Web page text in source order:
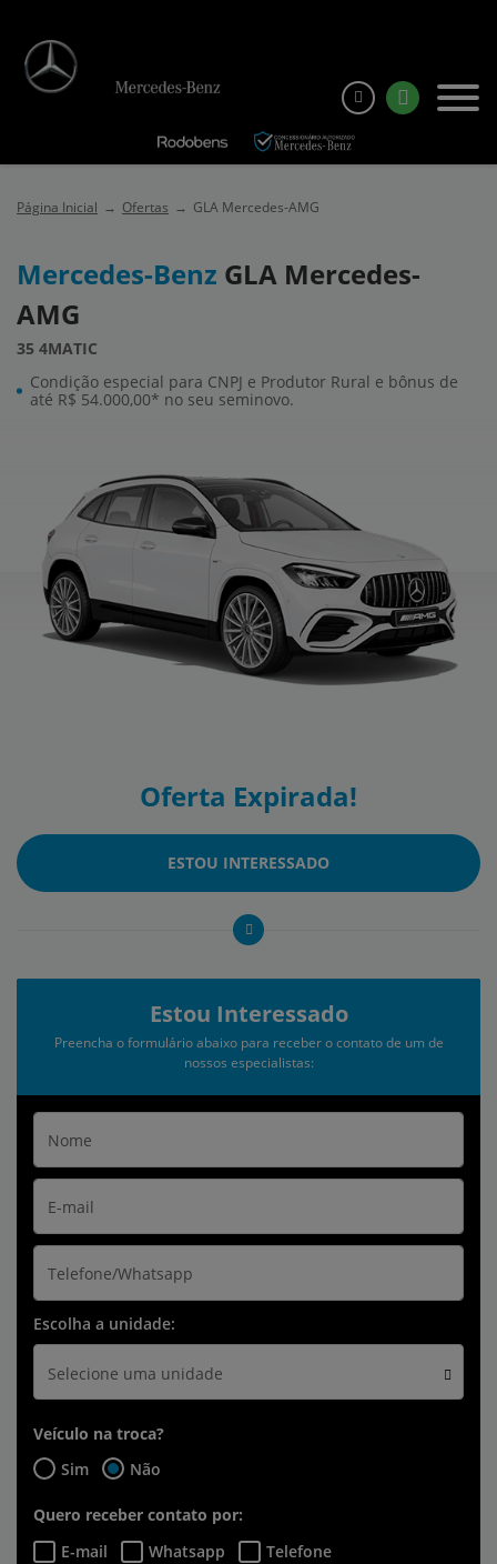
Página Inicial Ofertas GLA Mercedes-AMG
Mercedes-Benz GLA Mercedes-
AMG
35 4MATIC
Condição especial para CNPJ e Produtor Rural e bônus de
até R$ 54.000,00* no seu seminovo.
Oferta Expirada!
ESTOU INTERESSADO
Estou Interessado
Preencha o formulário abaixo para receber o contato de um de
nossos especialistas:
Escolha a unidade:
Selecione uma unidade
Veículo na troca?
Sim
Não
Quero receber contato por:
E-mail
Whatsapp Telefone